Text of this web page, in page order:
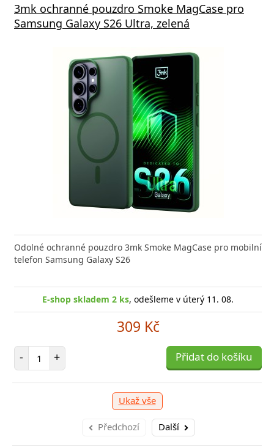
3mk ochranné pouzdro Smoke MagCase pro
Samsung Galaxy S26 Ultra, zelená
Odolné ochranné pouzdro 3mk Smoke MagCase pro mobilní
telefon Samsung Galaxy S26
E-shop skladem 2 ks, odešleme v úterý 11. 08.
309 Kč
- Počet položek
+ Přidat do košíku
Ukaž vše
Předchozí Další
GaN5 Pro 65W černá
Pro 2C + U je výkonná a kompaktní nabíječka s
technologií, která
shop skladem 1 ks, odešleme v úterý 11. 08.
1 039 Kč
položek Přidat do košíku
Typ
E-
-